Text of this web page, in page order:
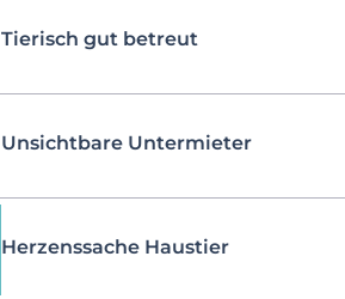
Tierisch gut betreut
Unsichtbare Untermieter
Herzenssache Haustier